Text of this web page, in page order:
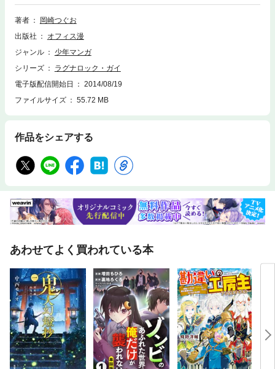
も凌駕する力を手にし、地球へと降り立つ。だがそこは新たな人類の神
「ニッドヘグ」が支配、わずかに残った人間を２つの部族に分かち、闘い
と向かった…。岡崎つぐお先生がお贈りする、ＳＦアクションの傑作！
圧倒的迫力とスピードの最終巻（全７巻）！！
著者
岡崎つぐお
出版社
オフィス漫
ジャンル
少年マンガ
シリーズ
ラグナロック・ガイ
電子版配信開始日
2014/08/19
ファイルサイズ
55.72 MB
作品をシェアする
あわせてよく買われている本